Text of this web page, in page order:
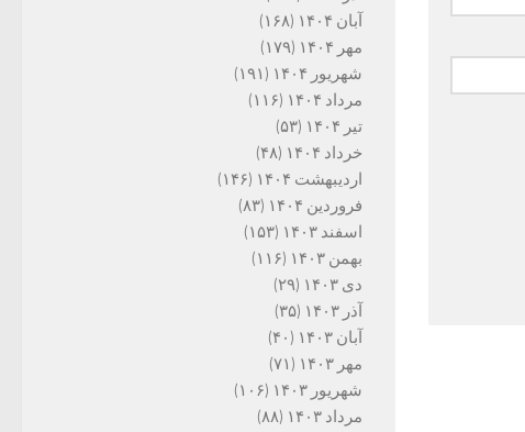
آبان ۱۴۰۴
(۱۶۸)
مهر ۱۴۰۴
(۱۷۹)
شهریور ۱۴۰۴
(۱۹۱)
مرداد ۱۴۰۴
(۱۱۶)
تیر ۱۴۰۴
(۵۳)
خرداد ۱۴۰۴
(۴۸)
اردیبهشت ۱۴۰۴
(۱۴۶)
فروردین ۱۴۰۴
(۸۳)
اسفند ۱۴۰۳
(۱۵۳)
بهمن ۱۴۰۳
(۱۱۶)
دی ۱۴۰۳
(۲۹)
آذر ۱۴۰۳
(۳۵)
آبان ۱۴۰۳
(۴۰)
مهر ۱۴۰۳
(۷۱)
شهریور ۱۴۰۳
(۱۰۶)
مرداد ۱۴۰۳
(۸۸)